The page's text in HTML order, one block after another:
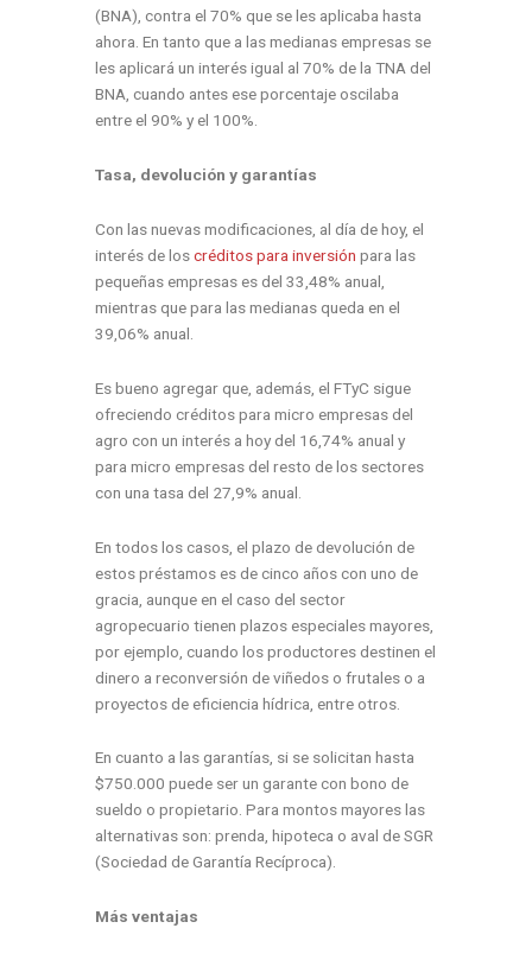
(BNA), contra el 70% que se les aplicaba hasta
ahora. En tanto que a las medianas empresas se
les aplicará un interés igual al 70% de la TNA del
BNA, cuando antes ese porcentaje oscilaba
entre el 90% y el 100%.
Tasa, devolución y garantías
Con las nuevas modificaciones, al día de hoy, el
interés de loscréditos para inversión para las
pequeñas empresas es del 33,48% anual,
mientras que para las medianas queda en el
39,06% anual.
Es bueno agregar que, además, el FTyC sigue
ofreciendo créditos para micro empresas del
agro con un interés a hoy del 16,74% anual y
para micro empresas del resto de los sectores
con una tasa del 27,9% anual.
En todos los casos, el plazo de devolución de
estos préstamos es de cinco años con uno de
gracia, aunque en el caso del sector
agropecuario tienen plazos especiales mayores,
por ejemplo, cuando los productores destinen el
dinero a reconversión de viñedos o frutales o a
proyectos de eficiencia hídrica, entre otros.
En cuanto a las garantías, si se solicitan hasta
$750.000 puede ser un garante con bono de
sueldo o propietario. Para montos mayores las
alternativas son: prenda, hipoteca o aval de SGR
(Sociedad de Garantía Recíproca).
Más ventajas